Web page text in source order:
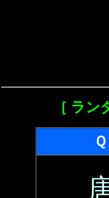
［ ラン